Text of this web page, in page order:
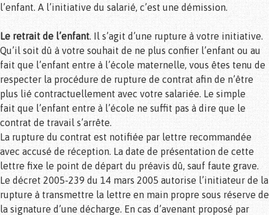
l’enfant. A l’initiative du salarié, c’est une démission.
Le retrait de l’enfant. Il s’agit d’une rupture à votre initiative.
Qu’il soit dû à votre souhait de ne plus confier l’enfant ou au
fait que l’enfant entre à l’école maternelle, vous êtes tenu de
respecter la procédure de rupture de contrat afin de n’être
plus lié contractuellement avec votre salariée. Le simple
fait que l’enfant entre à l’école ne suffit pas à dire que le
contrat de travail s’arrête.
La rupture du contrat est notifiée par lettre recommandée
avec accusé de réception. La date de présentation de cette
lettre fixe le point de départ du préavis dû, sauf faute grave.
Le décret 2005-239 du 14 mars 2005 autorise l’initiateur de la
rupture à transmettre la lettre en main propre sous réserve de
la signature d’une décharge. En cas d’avenant proposé par